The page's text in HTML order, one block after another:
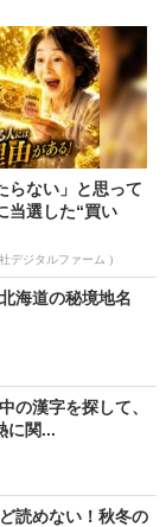
らない」と思って
当選した“買い
デジタルファーム )
海道の秘境地名
の漢字を探して、
に関...
読めない！秋冬の